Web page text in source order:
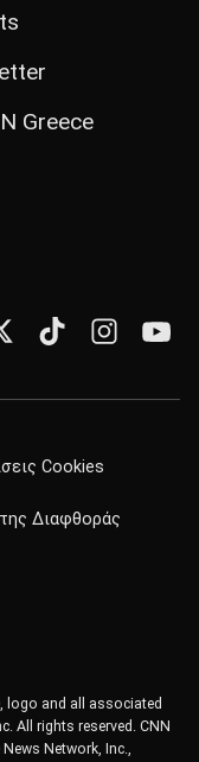
Greece
Cookies
Διαφθοράς
logo and all associated
All rights reserved. CNN
Network, Inc.,